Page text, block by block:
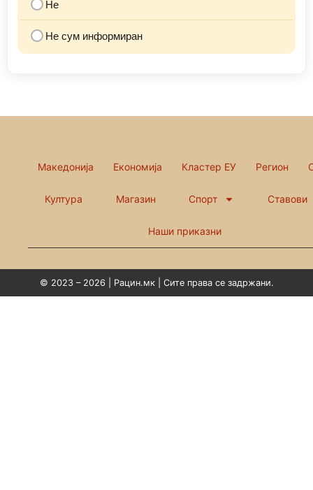
Не
Не сум информиран
Македонија Економија Кластер ЕУ Регион
Култура Магазин Спорт Ставови
Наши приказни
© 2023 – 2026 | Рацин.мк | Сите права се задржани.